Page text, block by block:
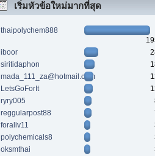
เริ่มหัวข้อใหม่มากที่สุด
thaipolychem888
iboor
siritidaphon
mada_111_za@hotmail.com
LetsGoForIt
ryry005
reggularpost88
foraliv11
polychemicals8
oksmthai